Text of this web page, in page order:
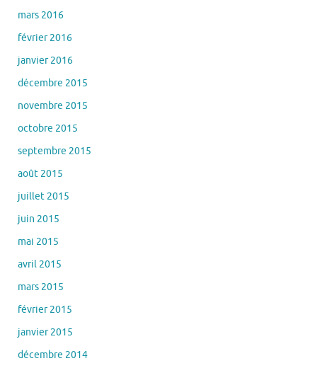
mars 2016
février 2016
janvier 2016
décembre 2015
novembre 2015
octobre 2015
septembre 2015
août 2015
juillet 2015
juin 2015
mai 2015
avril 2015
mars 2015
février 2015
janvier 2015
décembre 2014